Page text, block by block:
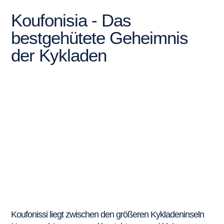
Koufonisia - Das
bestgehütete Geheimnis
der Kykladen
Koufonissi liegt zwischen den größeren Kykladeninseln